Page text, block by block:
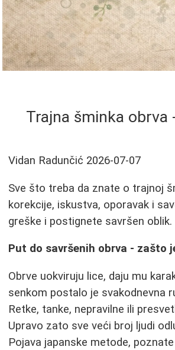
Trajna šminka
Vidan Radunčić 2026-07-07
Sve što treba da znate o trajnoj
korekcije, iskustva, oporavak i
greške i postignete savršen oblik.
Put do savršenih obrva - zašto
Obrve uokviruju lice, daju mu
senkom postalo je svakodnevna
Retke, tanke, nepravilne ili
Upravo zato sve veći broj ljudi
Pojava japanske metode,